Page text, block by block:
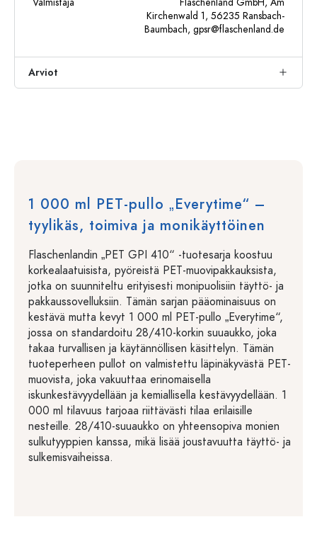
Kirchenwald 1, 56235 Ransbach-
Baumbach, gpsr@flaschenland.de
Arviot
1 000 ml PET-pullo „Everytime“ –
tyylikäs, toimiva ja monikäyttöinen
Flaschenlandin „PET GPI 410“ -tuotesarja koostuu
korkealaatuisista, pyöreistä PET-muovipakkauksista,
jotka on suunniteltu erityisesti monipuolisiin täyttö- ja
pakkaussovelluksiin. Tämän sarjan pääominaisuus on
kestävä mutta kevyt 1 000 ml PET-pullo „Everytime“,
jossa on standardoitu 28/410-korkin suuaukko, joka
takaa turvallisen ja käytännöllisen käsittelyn. Tämän
tuoteperheen pullot on valmistettu läpinäkyvästä PET-
muovista, joka vakuuttaa erinomaisella
iskunkestävyydellään ja kemiallisella kestävyydellään. 1
000 ml tilavuus tarjoaa riittävästi tilaa erilaisille
nesteille. 28/410-suuaukko on yhteensopiva monien
sulkutyyppien kanssa, mikä lisää joustavuutta täyttö- ja
sulkemisvaiheissa.